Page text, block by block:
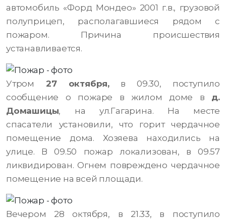
автомобиль «Форд Мондео» 2001 г.в., грузовой
полуприцеп, располагавшиеся рядом с
пожаром. Причина происшествия
устанавливается.
Утром 27 октября, в 09.30, поступило
сообщение о пожаре в жилом доме в д.
Домашицы, на ул.Гагарина. На месте
спасатели установили, что горит чердачное
помещение дома. Хозяева находились на
улице. В 09.50 пожар локализован, в 09.57
ликвидирован. Огнем повреждено чердачное
помещение на всей площади.
Вечером 28 октября, в 21.33, в поступило